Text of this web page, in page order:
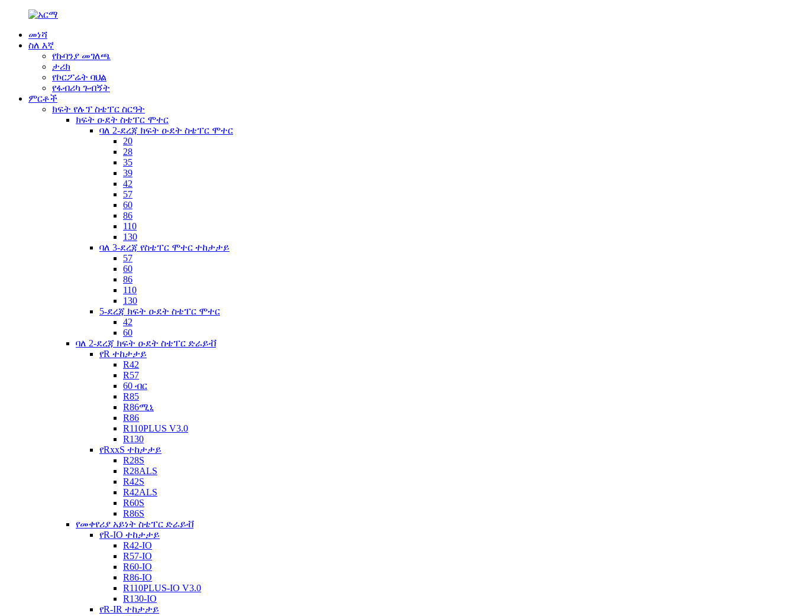
መነሻ
ስለ እኛ
የኩባንያ መገለጫ
ታሪክ
የኮርፖሬት ባህል
የፋብሪካ ጉብኝት
ምርቶች
ክፍት የሉፕ ስቴፐር ስርዓት
ክፍት ዑደት ስቴፐር ሞተር
ባለ 2-ደረጃ ክፍት ዑደት ስቴፐር ሞተር
20
28
35
39
42
57
60
86
110
130
ባለ 3-ደረጃ የስቴፐር ሞተር ተከታታይ
57
60
86
110
130
5-ደረጃ ክፍት ዑደት ስቴፐር ሞተር
42
60
ባለ 2-ደረጃ ክፍት ዑደት ስቴፐር ድራይቭ
የR ተከታታይ
R42
R57
60 ብር
R85
R86ሚኒ
R86
R110PLUS V3.0
R130
የRxxS ተከታታይ
R28S
R28ALS
R42S
R42ALS
R60S
R86S
የመቀየሪያ አይነት ስቴፐር ድራይቭ
የR-IO ተከታታይ
R42-IO
R57-IO
R60-IO
R86-IO
R110PLUS-IO V3.0
R130-IO
የR-IR ተከታታይ